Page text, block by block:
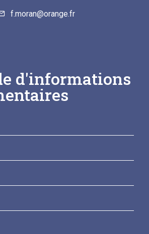
f.moran@orange.fr
d'informations